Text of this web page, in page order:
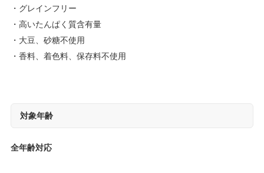
グレインフリー
高いたんぱく質含有量
大豆、砂糖不使用
香料、着色料、保存料不使用
対象年齢
全年齢対応